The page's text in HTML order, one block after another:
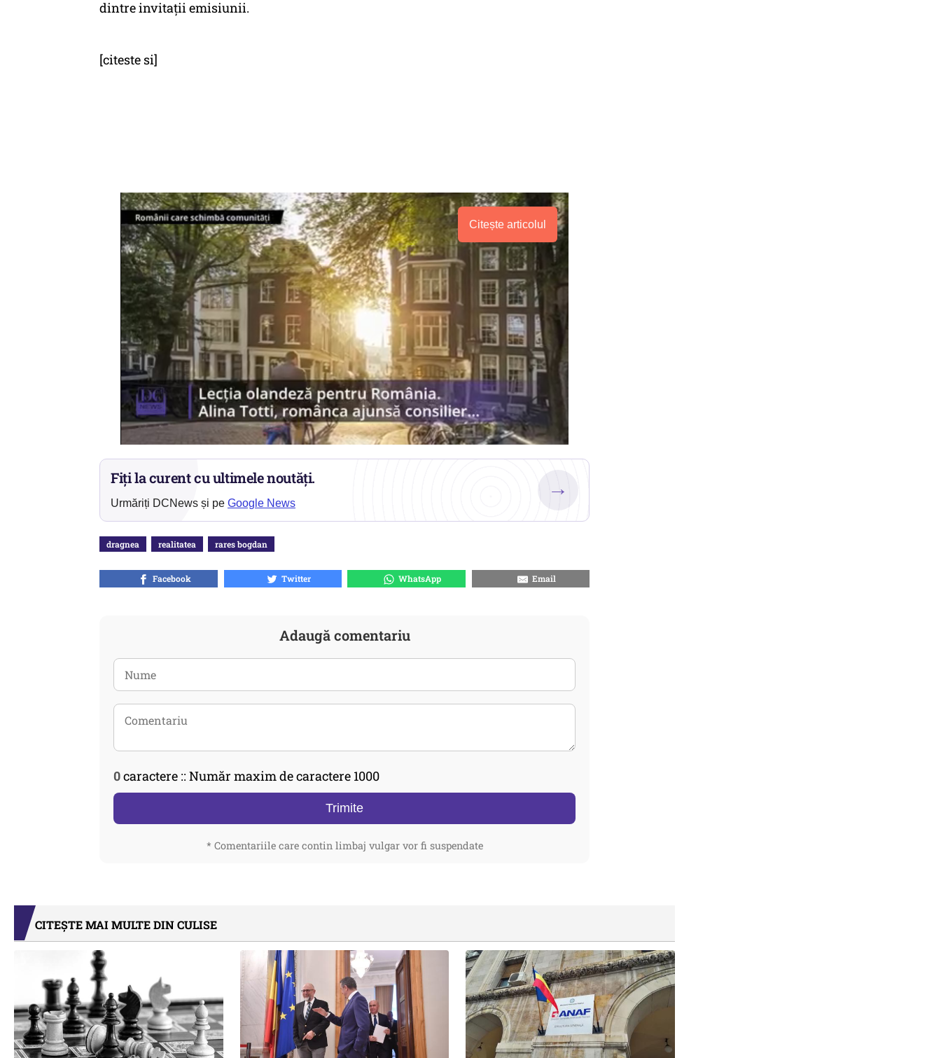
dintre invitaţii emisiunii.
[citeste si]
Citește articolul
Fiți la curent cu ultimele noutăți.
Urmăriți DCNews și pe Google News
→
dragnea realitatea rares bogdan
Facebook Twitter WhatsApp Email
Adaugă comentariu
0caractere :: Număr maxim de caractere 1000
Trimite
* Comentariile care contin limbaj vulgar vor fi suspendate
CITEȘTE MAI MULTE DIN CULISE